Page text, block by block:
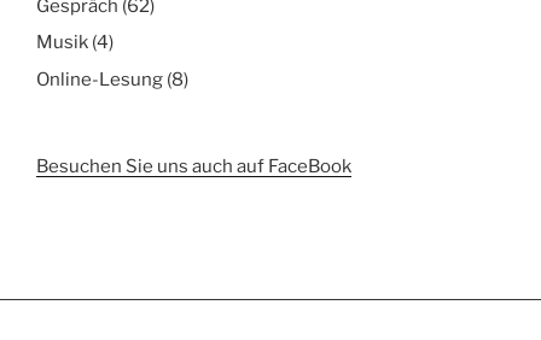
Gespräch (62)
Musik (4)
Online-Lesung (8)
Besuchen Sie uns auch auf FaceBook